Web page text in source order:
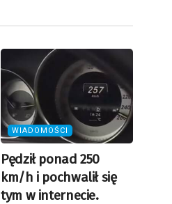
głośność.
WIADOMOŚCI
Pędził ponad 250
km/h i pochwalił się
tym w internecie.